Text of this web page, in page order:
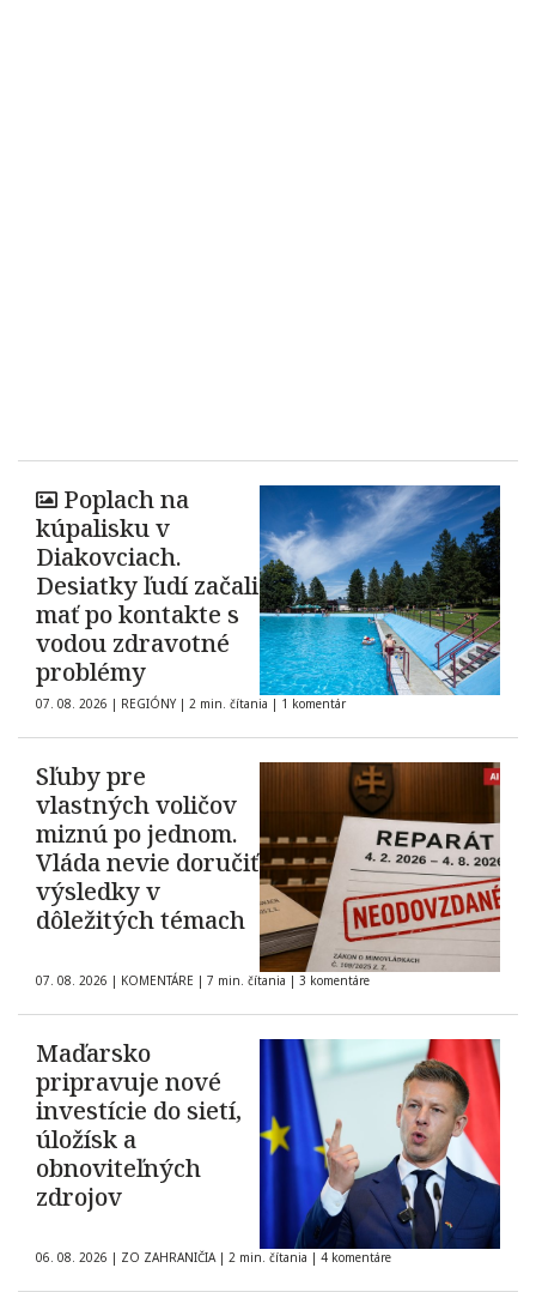
Poplach na
kúpalisku v
Diakovciach.
Desiatky ľudí začali
mať po kontakte s
vodou zdravotné
problémy
07. 08. 2026 | REGIÓNY | 2 min. čítania | 1 komentár
Sľuby pre
vlastných voličov
miznú po jednom.
Vláda nevie doručiť
výsledky v
dôležitých témach
07. 08. 2026 | KOMENTÁRE | 7 min. čítania | 3 komentáre
Maďarsko
pripravuje nové
investície do sietí,
úložísk a
obnoviteľných
zdrojov
06. 08. 2026 | ZO ZAHRANIČIA | 2 min. čítania | 4 komentáre